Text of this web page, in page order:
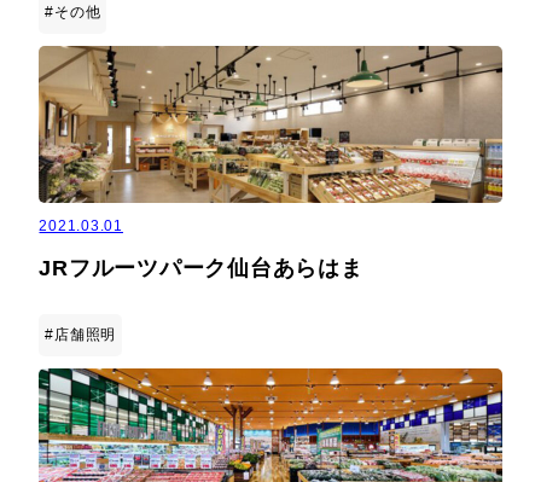
#その他
2021.03.01
JRフルーツパーク仙台あらはま
#店舗照明